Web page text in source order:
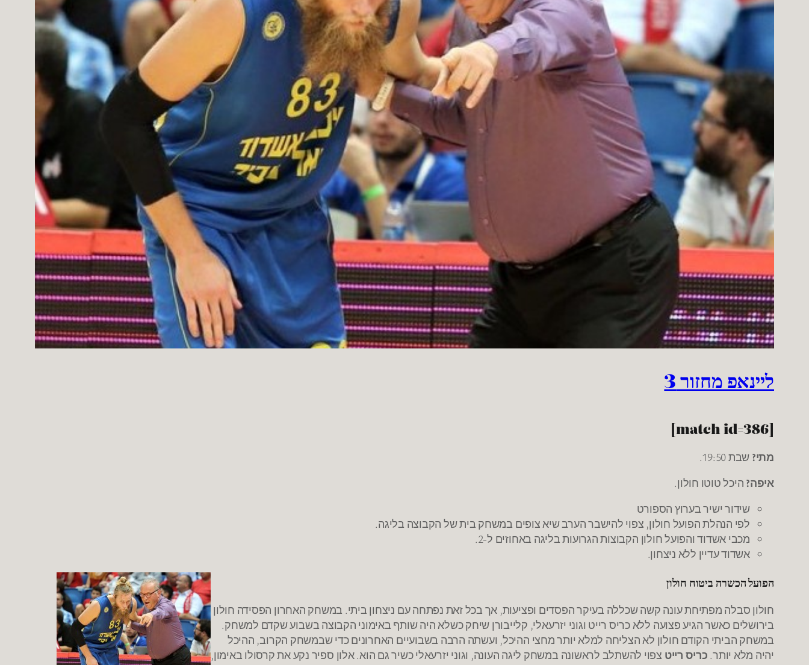
ליינאפ מחזור 3
[match id=386]
מתי? שבת 19:50.
איפה? היכל טוטו חולון.
שידור ישיר בערוץ הספורט
לפי הנהלת הפועל חולון, צפוי להישבר הערב שיא צופים במשחק בית של הקבוצה בליגה.
מכבי אשדוד והפועל חולון הקבוצות הגרועות בליגה באחוזים ל-2.
אשדוד עדיין ללא ניצחון.
הפועל הכשרה ביטוח חולון
חולון סבלה מפתיחת עונה קשה שכללה בעיקר הפסדים ופציעות, אך בכל זאת נפתחה עם ניצחון ביתי. במשחק האחרון הפסידה חולון
בירושלים כאשר הגיע פצועה ללא כריס רייט וגוני יזרעאלי, קלייבורן שיחק כשלא היה שותף באימוני הקבוצה בשבוע שקדם למשחק.
במשחק הביתי הקודם חולון לא הצליחה למלא יותר מחצי ההיכל, ועשתה הרבה בשבועיים האחרונים כדי שבמשחק הקרוב, ההיכל
יהיה מלא יותר. כריס רייט צפוי להשתלב לראשונה במשחק ליגה העונה, וגוני יזרעאלי כשיר גם הוא. אלון ספיר נקע את קרסולו באימון,